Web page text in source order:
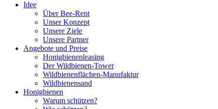
Idee
Über Bee-Rent
Unser Konzept
Unsere Ziele
Unsere Partner
Angebote und Preise
Honigbienenleasing
Der Wildbienen-Tower
Wildbienenflächen-Manufaktur
Wildbienensand
Honigbienen
Warum schützen?